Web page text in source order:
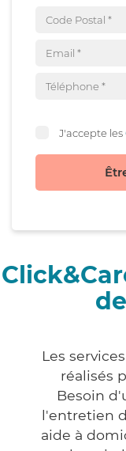
J'accepte les
Les
réalisés
Besoin
l'entretien
aide à